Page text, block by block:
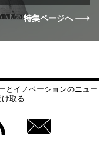
特集ページへ
とイノベーションのニュー
取る